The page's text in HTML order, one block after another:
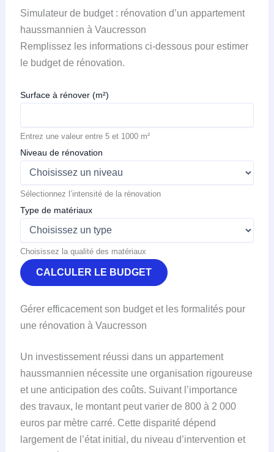
Simulateur de budget : rénovation d’un appartement
haussmannien à Vaucresson
Remplissez les informations ci-dessous pour estimer
le budget de rénovation.
Surface à rénover (m²)
Entrez une valeur entre 5 et 1000 m²
Niveau de rénovation
Sélectionnez l’intensité de la rénovation
Type de matériaux
Choisissez la qualité des matériaux
CALCULER LE BUDGET
Gérer efficacement son budget et les formalités pour
une rénovation à Vaucresson
Un investissement réussi dans un appartement
haussmannien nécessite une organisation rigoureuse
et une anticipation des coûts. Suivant l’importance
des travaux, le montant peut varier de 800 à 2 000
euros par mètre carré. Cette disparité dépend
largement de l’état initial, du niveau d’intervention et